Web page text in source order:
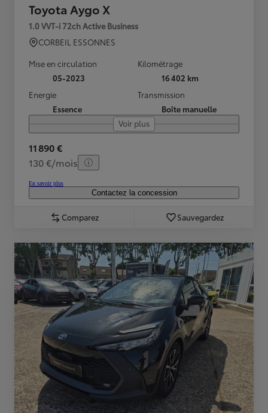
Toyota Aygo X
1.0 VVT-i 72ch Active Business
CORBEIL ESSONNES
Mise en circulation
05-2023
Kilométrage
16 402 km
Energie
Essence
Transmission
Boîte manuelle
Voir plus
11 890 €
130 €/mois
En savoir plus
Contactez la concession
Comparez Sauvegardez